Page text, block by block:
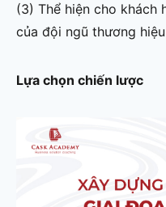
(3) Thể hiện cho khách
của đội ngũ thương
Lựa chọn chiến lược